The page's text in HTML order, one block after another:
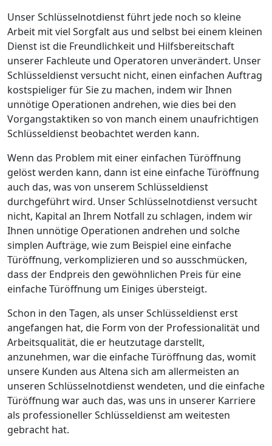
Unser Schlüsselnotdienst führt jede noch so kleine
Arbeit mit viel Sorgfalt aus und selbst bei einem kleinen
Dienst ist die Freundlichkeit und Hilfsbereitschaft
unserer Fachleute und Operatoren unverändert. Unser
Schlüsseldienst versucht nicht, einen einfachen Auftrag
kostspieliger für Sie zu machen, indem wir Ihnen
unnötige Operationen andrehen, wie dies bei den
Vorgangstaktiken so von manch einem unaufrichtigen
Schlüsseldienst beobachtet werden kann.
Wenn das Problem mit einer einfachen Türöffnung
gelöst werden kann, dann ist eine einfache Türöffnung
auch das, was von unserem Schlüsseldienst
durchgeführt wird. Unser Schlüsselnotdienst versucht
nicht, Kapital an Ihrem Notfall zu schlagen, indem wir
Ihnen unnötige Operationen andrehen und solche
simplen Aufträge, wie zum Beispiel eine einfache
Türöffnung, verkomplizieren und so ausschmücken,
dass der Endpreis den gewöhnlichen Preis für eine
einfache Türöffnung um Einiges übersteigt.
Schon in den Tagen, als unser Schlüsseldienst erst
angefangen hat, die Form von der Professionalität und
Arbeitsqualität, die er heutzutage darstellt,
anzunehmen, war die einfache Türöffnung das, womit
unsere Kunden aus Altena sich am allermeisten an
unseren Schlüsselnotdienst wendeten, und die einfache
Türöffnung war auch das, was uns in unserer Karriere
als professioneller Schlüsseldienst am weitesten
gebracht hat.